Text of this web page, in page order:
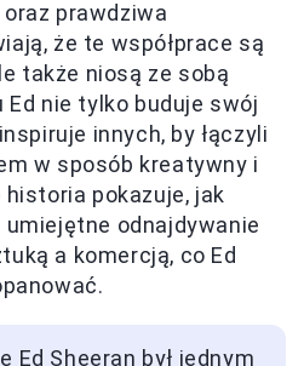
prawdziwa
że te współprace są
także niosą ze sobą
nie tylko buduje swój
innych, by łączyli
w sposób kreatywny i
pokazuje, jak
odnajdywanie
a komercją, co Ed
Ed Sheeran był jednym